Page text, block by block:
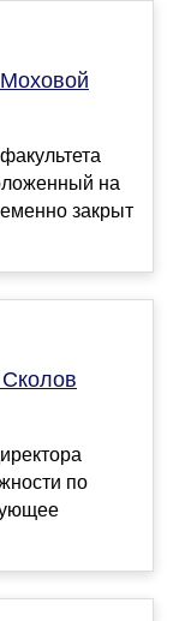
на
закрыт
по